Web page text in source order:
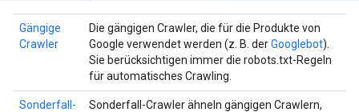
Gängige
Crawler
Die gängigen Crawler, die für die Produkte von
Google verwendet werden (z. B. derGooglebot).
Sie berücksichtigen immer die robots.txt-Regeln
für automatisches Crawling.
Sonderfall-
Sonderfall-Crawler ähneln gängigen Crawlern,